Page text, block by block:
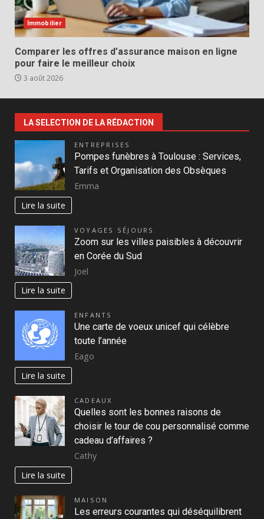
Immobilier
Comparer les offres d’assurance maison en ligne
pour faire le meilleur choix
3 août 2026
LA SELECTION DE LA RÉDACTION
ENTREPRISES
Pompes funèbres à Toulouse : Services,
Tarifs et Organisation des Obsèques
Emma
Lire la suite
VOYAGES SÉJOURS
Zoom sur les villes paisibles à découvrir
en Corée du Sud
Joel
Lire la suite
ENFANTS
Une carte de voeux unicef qui célèbre
toute l’année
Eago
Lire la suite
CADEAUX
Quelles sont les bonnes raisons de
choisir le tour de cou personnalisé comme
cadeau d’affaires ?
Cathy
Lire la suite
MAISON
Les erreurs courantes qui déséquilibrent